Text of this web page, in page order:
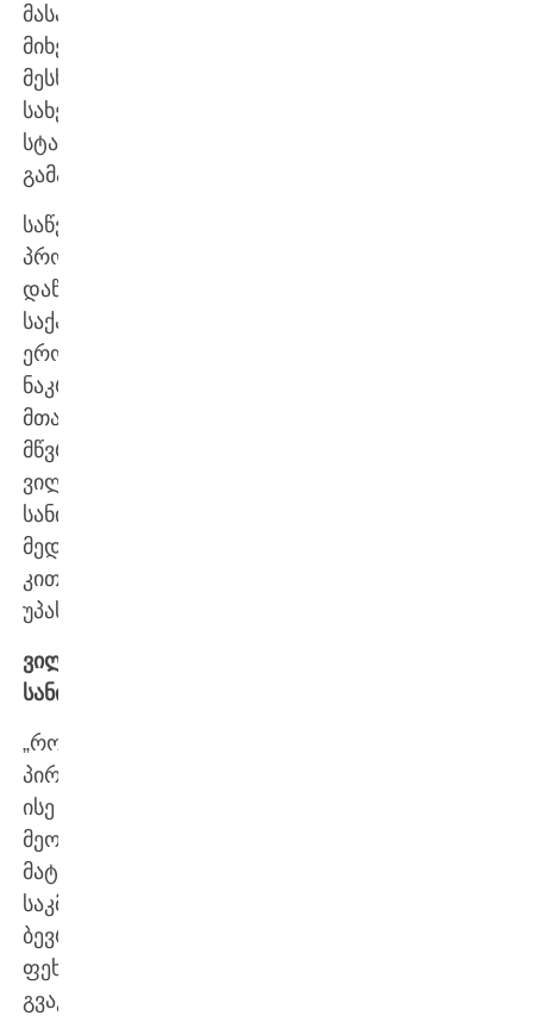
მასპინძელ,
მიხეილ
მესხის
სახელობის
სტადიონზე
გამართა.
საწვრთნელი
პროცესის
დაწყებამდე
საქართველოს
ეროვნული
ნაკრების
მთავარმა
მწვრთნელმა,
ვილი
სანიოლმა,
მედიის
კითხვებს
უპასუხა.
ვილი
სანიოლი
„როგორც
პირველ,
ისე
მეორე
მატჩში
საკმაოდ
ბევრი
ფეხბურთელი
გვაკლია.